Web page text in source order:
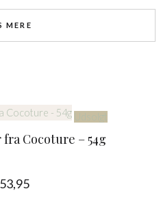
MERE
Udsolgt
Cocoture – 54g
53,95